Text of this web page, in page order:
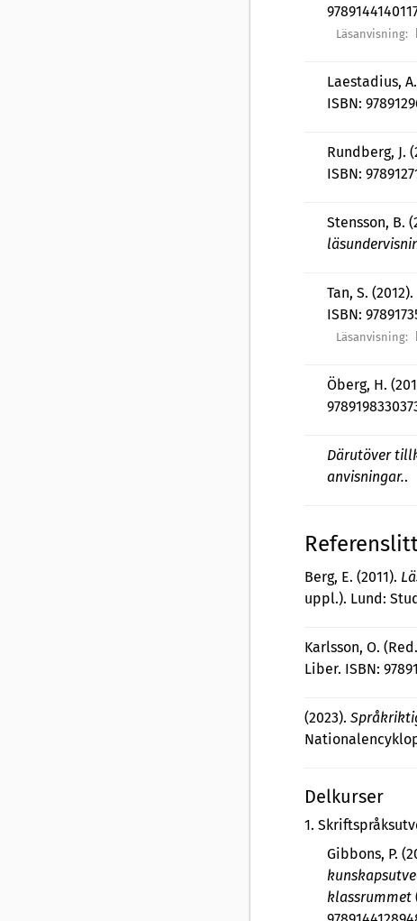
Läsanvisning:
Laestadius,
ISBN:
Rundberg, J.
ISBN:
Stensson, B.
Tan, S. (2012).
ISBN:
Läsanvisning:
Öberg, H.
Därutöver
anvisningar..
Berg, E. (2011).
uppl.). Lund:
Karlsson, O.
Liber. ISBN:
(2023).
Delkurser
1.
Gibbons, P.
klassrummet